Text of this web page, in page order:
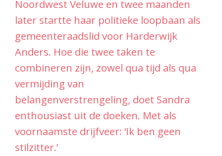
What’s in a name
Op de dag van het interview is Sandra aan het
werk in de vestiging in Ermelo. ‘Ik werk op alle
locaties van Bibliotheek Noordwest Veluwe. Dat
vind ik belangrijk vanwege het persoonlijk contact
met de collega’s.’ Diezelfde visie hebben ook de
andere twee leden van het managementteam:
directeur-bestuurder Ben van Heesbeen en
manager team programmeren Rende Oudhof.
vermijding van
belangenverstrengeling, doet Sandra
enthousiast uit de doeken. Met als
voornaamste drijfveer: ‘Ik ben geen